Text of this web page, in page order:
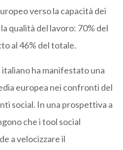
verso la capacità dei
qualità del lavoro: 70% del
al 46% del totale.
ha manifestato una
europea nei confronti del
social. In una prospettiva a
che i tool social
a velocizzare il